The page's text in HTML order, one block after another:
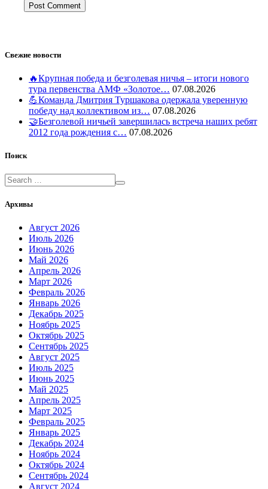
Свежие новости
🔥Крупная победа и безголевая ничья – итоги нового
тура первенства АМФ «Золотое… 07.08.2026
💪Команда Дмитрия Туршакова одержала уверенную
победу над коллективом из… 07.08.2026
🤝Безголевой ничьей завершилась встреча наших ребят
2012 года рождения с… 07.08.2026
Поиск
Архивы
Август 2026
Июль 2026
Июнь 2026
Май 2026
Апрель 2026
Март 2026
Февраль 2026
Январь 2026
Декабрь 2025
Ноябрь 2025
Октябрь 2025
Сентябрь 2025
Август 2025
Июль 2025
Июнь 2025
Май 2025
Апрель 2025
Март 2025
Февраль 2025
Январь 2025
Декабрь 2024
Ноябрь 2024
Октябрь 2024
Сентябрь 2024
Август 2024